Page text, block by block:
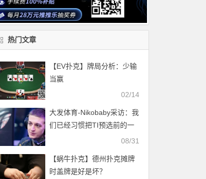
热门文章
【EV扑克】牌局分析：少输
当赢
02/14
大发体育-Nikobaby采访：我
们已经习惯把TI预选前的一
切都当作训练，大发助力你
08/31
【蜗牛扑克】德州扑克摊牌
时盖牌是好是坏？